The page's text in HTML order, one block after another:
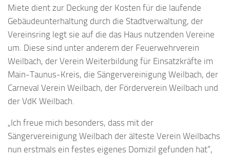
Miete dient zur Deckung der Kosten für die laufende
Gebäudeunterhaltung durch die Stadtverwaltung, der
Vereinsring legt sie auf die das Haus nutzenden Vereine
um. Diese sind unter anderem der Feuerwehrverein
Weilbach, der Verein Weiterbildung für Einsatzkräfte im
Main-Taunus-Kreis, die Sängervereinigung Weilbach, der
Carneval Verein Weilbach, der Förderverein Weilbach und
der VdK Weilbach.
„Ich freue mich besonders, dass mit der
Sängervereinigung Weilbach der älteste Verein Weilbachs
nun erstmals ein festes eigenes Domizil gefunden hat“,